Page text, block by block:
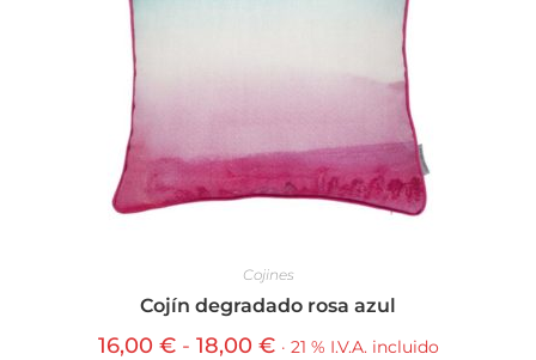
Cojines
Cojín degradado rosa azul
16,00 € - 18,00 € · 21 % I.V.A. incluido